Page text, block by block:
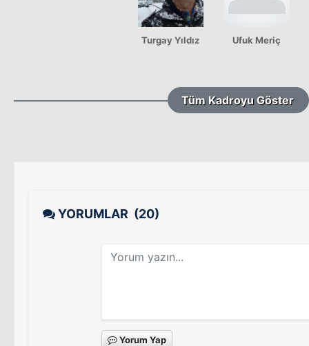
Turgay Yıldız Ufuk Meriç
Tüm Kadroyu Göster
YORUMLAR (20)
Yorum Yap